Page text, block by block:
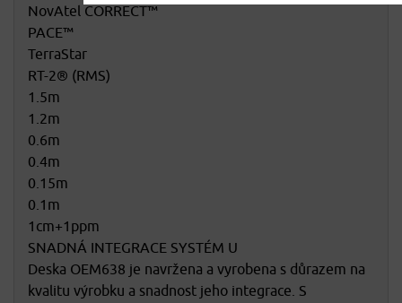
NovAtel CORRECT™
PACE™
TerraStar
RT-2® (RMS)
1.5m
1.2m
0.6m
0.4m
0.15m
0.1m
1cm+1ppm
SNADNÁ INTEGRACE SYSTÉM U
Deska OEM638 je navržena a vyrobena s důrazem na
kvalitu výrobku a snadnost jeho integrace. S